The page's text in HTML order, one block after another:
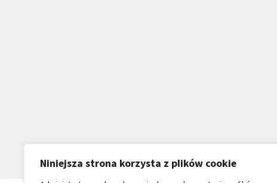
Niniejsza strona korzysta z plików cookie